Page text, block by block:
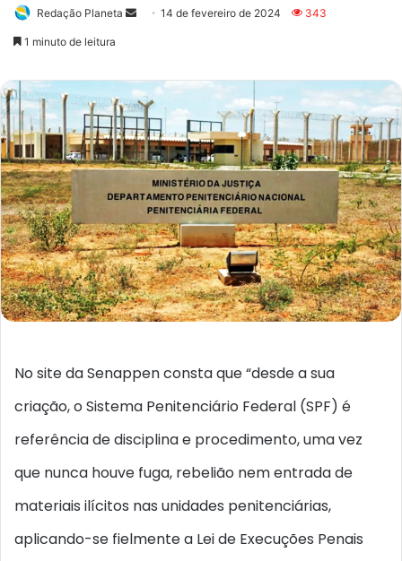
Redação Planeta
Mande
mail
14 de fevereiro de 2024 343
1 minuto de leitura
No site da Senappen consta que “desde a sua
criação, o Sistema Penitenciário Federal (SPF) é
referência de disciplina e procedimento, uma vez
que nunca houve fuga, rebelião nem entrada de
materiais ilícitos nas unidades penitenciárias,
aplicando-se fielmente a Lei de Execuções Penais